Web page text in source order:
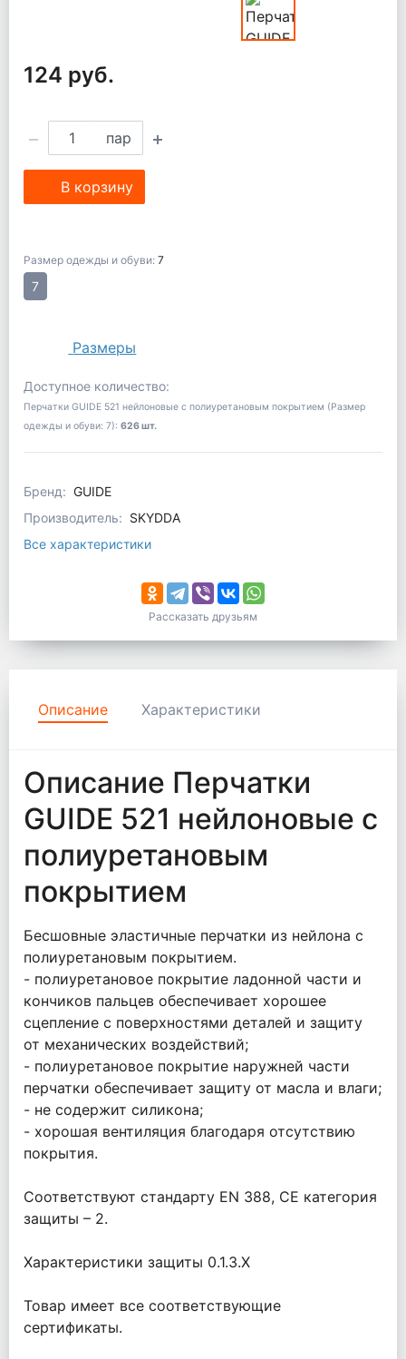
124 руб.
пар
В корзину
Размер одежды и обуви: 7
7
Размеры
Доступное количество:
Перчатки GUIDE 521 нейлоновые с полиуретановым покрытием (Размер
одежды и обуви: 7): 626 шт.
Бренд: GUIDE
Производитель: SKYDDA
Все характеристики
Рассказать друзьям
Описание Характеристики
Описание Перчатки
GUIDE 521 нейлоновые с
полиуретановым
покрытием
Бесшовные эластичные перчатки из нейлона с
полиуретановым покрытием.
- полиуретановое покрытие ладонной части и
кончиков пальцев обеспечивает хорошее
сцепление с поверхностями деталей и защиту
от механических воздействий;
- полиуретановое покрытие наружней части
перчатки обеспечивает защиту от масла и влаги;
- не содержит силикона;
- хорошая вентиляция благодаря отсутствию
покрытия.
Соответствуют стандарту EN 388, CE категория
защиты – 2.
Характеристики защиты 0.1.3.Х
Товар имеет все соответствующие
сертификаты.